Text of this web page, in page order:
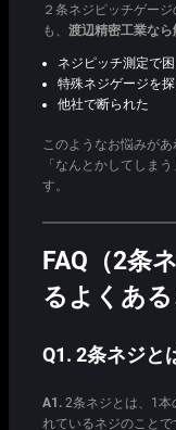
２条ネジピッチゲー
も、 渡辺精密工業なら
ネジピッチ測定で
特殊ネジゲージを
他社で断られた
このようなお悩みがあ
「なんとかしてしま
す。
FAQ（2条
るよくある
Q1. 2条ネジと
A1. 2条ネジとは、1本
れているネジのこと